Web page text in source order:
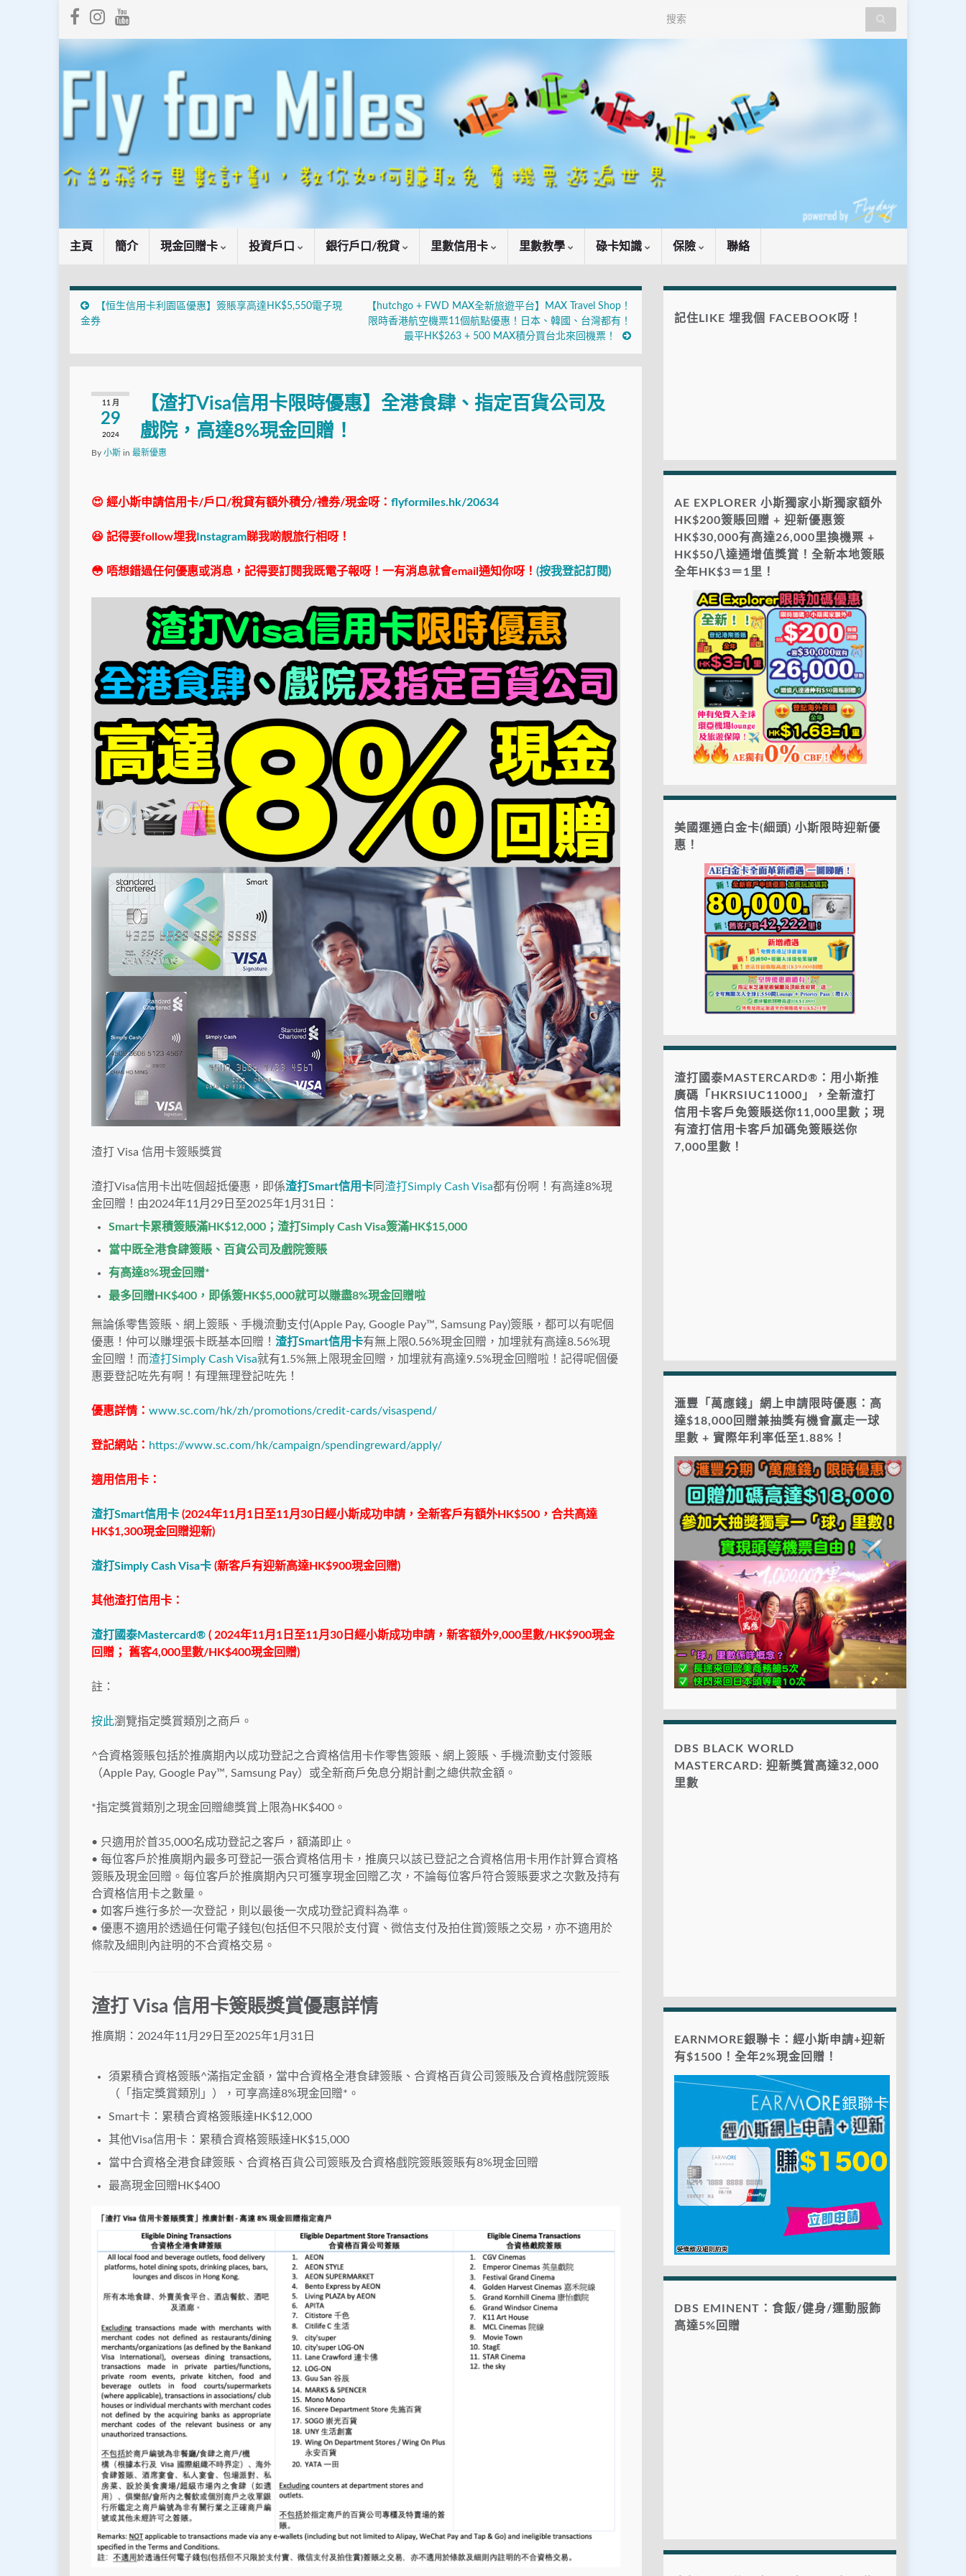
Search for:
主頁 簡介 現金回贈卡 投資戶口 銀行戶口/稅貸 里數信用卡 里數教學 碌卡知識 保險 聯絡
【恒生信用卡利園區優惠】簽賬享高達HK$5,550電子現
金券
【hutchgo + FWD MAX全新旅遊平台】MAX Travel Shop！
限時香港航空機票11個航點優惠！日本、韓國、台灣都有！
最平HK$263 + 500 MAX積分買台北來回機票！
11 月
29
2024
【渣打Visa信用卡限時優惠】全港食肆、指定百貨公司及
戲院，高達8%現金回贈！
By 小斯 in 最新優惠
😍 經小斯申請信用卡/戶口/稅貸有額外積分/禮券/現金呀： flyformiles.hk/20634
😆 記得要follow埋我 Instagram睇我啲靚旅行相呀！
😳 唔想錯過任何優惠或消息，記得要訂閱我既電子報呀！一有消息就會email通知你呀！ (按我登記訂閱)
渣打 Visa 信用卡簽賬獎賞
渣打Visa信用卡出咗個超抵優惠，即係渣打Smart信用卡 同 渣打Simply Cash Visa都有份啊！有高達8%現
金回贈！由2024年11月29日至2025年1月31日：
Smart卡累積簽賬滿HK$12,000； 渣打Simply Cash Visa簽滿HK$15,000
當中既全港食肆簽賬、百貨公司及戲院簽賬
有高達8%現金回贈*
最多回贈HK$400，即係簽HK$5,000就可以賺盡8%現金回贈啦
無論係零售簽賬、網上簽賬、手機流動支付(Apple Pay, Google Pay™, Samsung Pay)簽賬，都可以有呢個
優惠！仲可以賺埋張卡既基本回贈！ 渣打Smart信用卡有無上限0.56%現金回贈，加埋就有高達8.56%現
金回贈！而渣打Simply Cash Visa就有1.5%無上限現金回贈，加埋就有高達9.5%現金回贈啦！記得呢個優
惠要登記咗先有啊！有理無理登記咗先！
優惠詳情： www.sc.com/hk/zh/promotions/credit-cards/visaspend/
登記網站： https://www.sc.com/hk/campaign/spendingreward/apply/
適用信用卡：
渣打Smart信用卡 (2024年11月1日至11月30日經小斯成功申請，全新客戶有額外HK$500，合共高達
HK$1,300現金回贈迎新)
渣打Simply Cash Visa卡 (新客戶有迎新高達HK$900現金回贈)
其他渣打信用卡：
渣打國泰Mastercard® ( 2024年11月1日至11月30日經小斯成功申請，新客額外9,000里數/HK$900現金
回贈； 舊客4,000里數/HK$400現金回贈)
註：
按此瀏覽指定獎賞類別之商戶。
^合資格簽賬包括於推廣期內以成功登記之合資格信用卡作零售簽賬、網上簽賬、手機流動支付簽賬
（Apple Pay, Google Pay™, Samsung Pay）或全新商戶免息分期計劃之總供款金額。
*指定獎賞類別之現金回贈總獎賞上限為HK$400。
• 只適用於首35,000名成功登記之客戶，額滿即止。
• 每位客戶於推廣期內最多可登記一張合資格信用卡，推廣只以該已登記之合資格信用卡用作計算合資格
簽賬及現金回贈。每位客戶於推廣期內只可獲享現金回贈乙次，不論每位客戶符合簽賬要求之次數及持有
合資格信用卡之數量。
• 如客戶進行多於一次登記，則以最後一次成功登記資料為準。
• 優惠不適用於透過任何電子錢包(包括但不只限於支付寶、微信支付及拍住賞)簽賬之交易，亦不適用於
條款及細則內註明的不合資格交易。
渣打 Visa 信用卡簽賬獎賞優惠詳情
推廣期：2024年11月29日至2025年1月31日
須累積合資格簽賬^滿指定金額，當中合資格全港食肆簽賬、合資格百貨公司簽賬及合資格戲院簽賬
（「指定獎賞類別」），可享高達8%現金回贈*。
Smart卡：累積合資格簽賬達HK$12,000
其他Visa信用卡：累積合資格簽賬達HK$15,000
當中合資格全港食肆簽賬、合資格百貨公司簽賬及合資格戲院簽賬簽賬有8%現金回贈
最高現金回贈HK$400
記住LIKE 埋我個 FACEBOOK呀！
AE EXPLORER 小斯獨家小斯獨家額外
HK$200簽賬回贈 + 迎新優惠簽
HK$30,000有高達26,000里換機票 +
HK$50八達通增值獎賞！全新本地簽賬
全年HK$3＝1里！
美國運通白金卡(細頭) 小斯限時迎新優
惠！
渣打國泰MASTERCARD®：用小斯推
廣碼「HKRSIUC11000」，全新渣打
信用卡客戶免簽賬送你11,000里數；現
有渣打信用卡客戶加碼免簽賬送你
7,000里數！
滙豐「萬應錢」網上申請限時優惠：高
達$18,000回贈兼抽獎有機會贏走一球
里數 + 實際年利率低至1.88%！
DBS BLACK WORLD
MASTERCARD: 迎新獎賞高達32,000
里數
EARNMORE銀聯卡：經小斯申請+迎新
有$1500！全年2%現金回贈！
DBS EMINENT：食飯/健身/運動服飾
高達5%回贈